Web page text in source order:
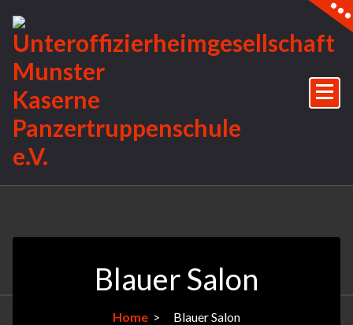
content
Blauer Salon
Home> Blauer Salon